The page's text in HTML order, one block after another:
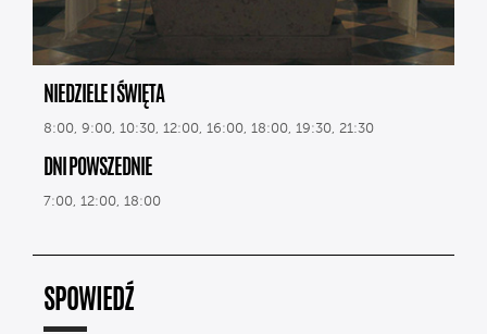
NIEDZIELE I ŚWIĘTA
8:00, 9:00, 10:30, 12:00, 16:00, 18:00, 19:30, 21:30
DNI POWSZEDNIE
7:00, 12:00, 18:00
SPOWIEDŹ